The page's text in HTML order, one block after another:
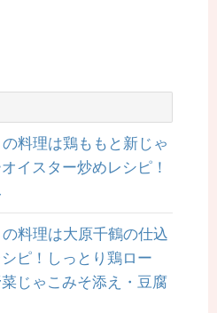
料理は鶏ももと新じゃ
イスター炒めレシピ！
料理は大原千鶴の仕込
ピ！しっとり鶏ロー
じゃこみそ添え・豆腐